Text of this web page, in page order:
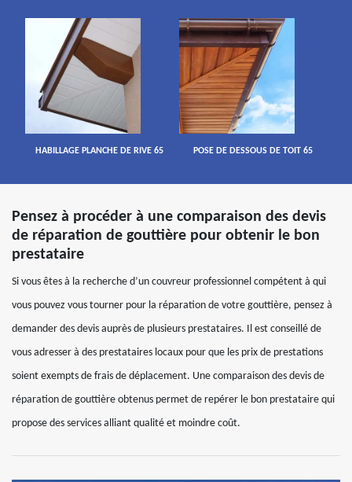
HABILLAGE PLANCHE DE RIVE 65 POSE DE DESSOUS DE TOIT 65
Pensez à procéder à une comparaison des devis
de réparation de gouttière pour obtenir le bon
prestataire
Si vous êtes à la recherche d’un couvreur professionnel compétent à qui
vous pouvez vous tourner pour la réparation de votre gouttière, pensez à
demander des devis auprès de plusieurs prestataires. Il est conseillé de
vous adresser à des prestataires locaux pour que les prix de prestations
soient exempts de frais de déplacement. Une comparaison des devis de
réparation de gouttière obtenus permet de repérer le bon prestataire qui
propose des services alliant qualité et moindre coût.